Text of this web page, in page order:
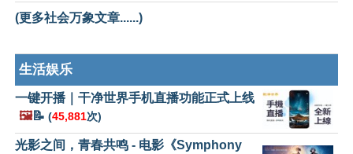
(更多社会万象文章......)
生活娱乐
一键开播｜干净世界手机直播功能正式上线
🖼️📝 (45,881次)
光影之间，青春共鸣 - 电影《Symphony